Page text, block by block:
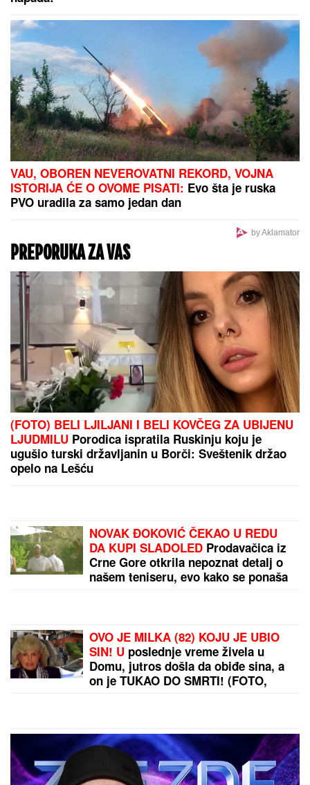
IMA MRTVIH U STRAVIČNOJ
NESREĆI KOD RUME:Policija na
licu mesta
U Severnoj Koreji ULOŠCI SU ZABRANJENI, a žene
tokom menstruacije mogu da koriste SAMO JEDNU
alternativnu opciju - zastrašujuća pravila u svetu
Kim Džong Una
Uhapšeni tinejdžeri zbog pucnjave na Konzulat SAD
u Torontu: Policija sumnja na mrežu plaćenih
napada!
VAU, OBOREN NEVEROVATNI REKORD, VOJNA
ISTORIJA ĆE O OVOME PISATI: Evo šta je ruska
PVO uradila za samo jedan dan